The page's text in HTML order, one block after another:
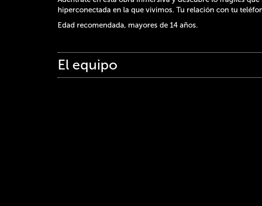
hiperconectada en la que vivimos. Tu relación con tu
Edad recomendada, mayores de 14 años.
El equipo